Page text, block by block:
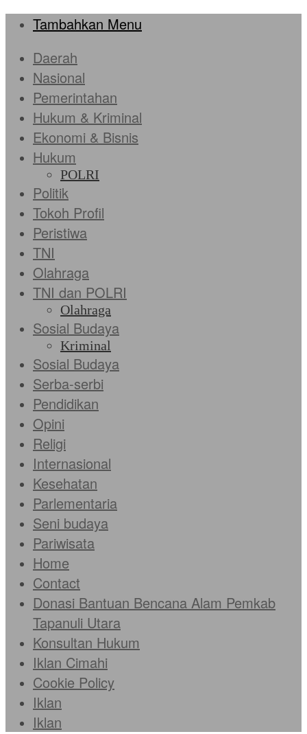
Tambahkan Menu
Daerah
Nasional
Pemerintahan
Hukum & Kriminal
Ekonomi & Bisnis
Hukum
POLRI
Politik
Tokoh Profil
Peristiwa
TNI
Olahraga
TNI dan POLRI
Olahraga
Sosial Budaya
Kriminal
Sosial Budaya
Serba-serbi
Pendidikan
Opini
Religi
Internasional
Kesehatan
Parlementaria
Seni budaya
Pariwisata
Home
Contact
Donasi Bantuan Bencana Alam Pemkab
Tapanuli Utara
Konsultan Hukum
Iklan Cimahi
Cookie Policy
Iklan
Iklan